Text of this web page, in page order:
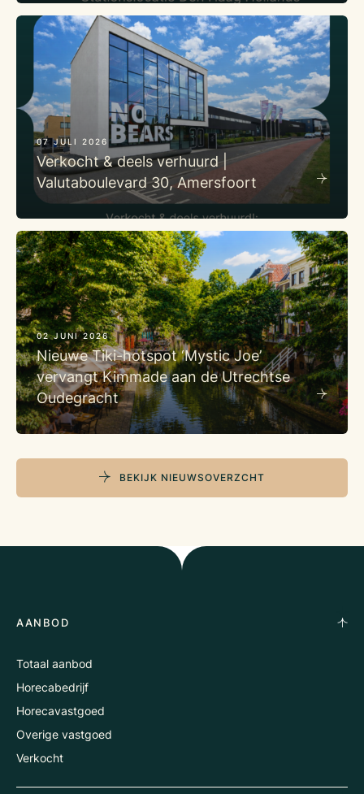
07 JULI 2026
Verkocht & deels verhuurd |
Valutaboulevard 30, Amersfoort
02 JUNI 2026
Nieuwe Tiki-hotspot ‘Mystic Joe’
vervangt Kimmade aan de Utrechtse
Oudegracht
BEKIJK NIEUWSOVERZCHT
AANBOD
Totaal aanbod
Horecabedrijf
Horecavastgoed
Overige vastgoed
Verkocht